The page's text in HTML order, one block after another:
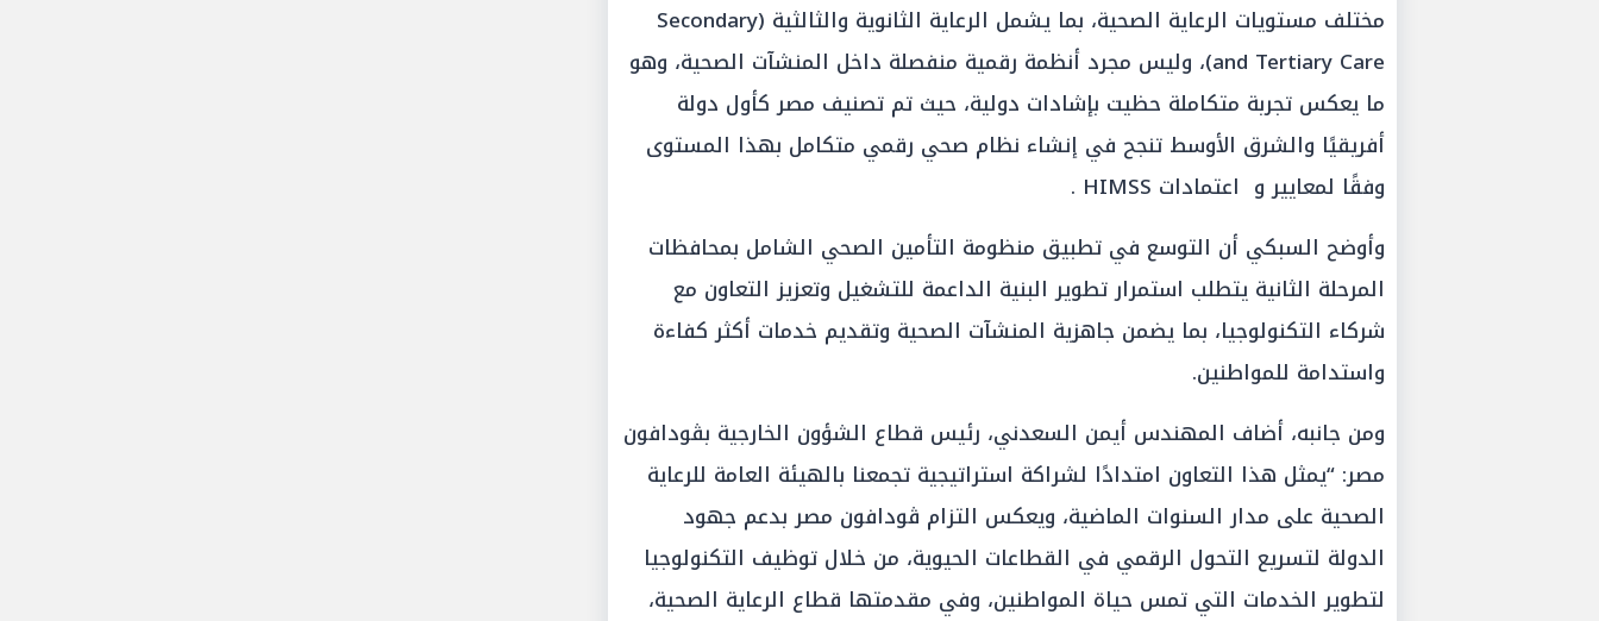
مختلف مستويات الرعاية الصحية، بما يشمل الرعاية الثانوية والثالثية (Secondary
and Tertiary Care)، وليس مجرد أنظمة رقمية منفصلة داخل المنشآت الصحية، وهو
ما يعكس تجربة متكاملة حظيت بإشادات دولية، حيث تم تصنيف مصر كأول دولة
أفريقيًا والشرق الأوسط تنجح في إنشاء نظام صحي رقمي متكامل بهذا المستوى
وفقًا لمعايير و اعتمادات HIMSS .
وأوضح السبكي أن التوسع في تطبيق منظومة التأمين الصحي الشامل بمحافظات
المرحلة الثانية يتطلب استمرار تطوير البنية الداعمة للتشغيل وتعزيز التعاون مع
شركاء التكنولوجيا، بما يضمن جاهزية المنشآت الصحية وتقديم خدمات أكثر كفاءة
واستدامة للمواطنين.
ومن جانبه، أضاف المهندس أيمن السعدني، رئيس قطاع الشؤون الخارجية بڤودافون
مصر: “يمثل هذا التعاون امتدادًا لشراكة استراتيجية تجمعنا بالهيئة العامة للرعاية
الصحية على مدار السنوات الماضية، ويعكس التزام ڤودافون مصر بدعم جهود
الدولة لتسريع التحول الرقمي في القطاعات الحيوية، من خلال توظيف التكنولوجيا
لتطوير الخدمات التي تمس حياة المواطنين، وفي مقدمتها قطاع الرعاية الصحية،